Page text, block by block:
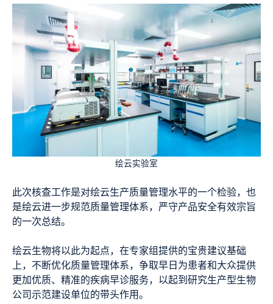
绘云实验室
此次核查工作是对绘云生产质量管理水平的一个检验，也
是绘云进一步规范质量管理体系，严守产品安全有效宗旨
的一次总结。
绘云生物将以此为起点，在专家组提供的宝贵建议基础
上，不断优化质量管理体系，争取早日为患者和大众提供
更加优质、精准的疾病早诊服务，以起到研究生产型生物
公司示范建设单位的带头作用。